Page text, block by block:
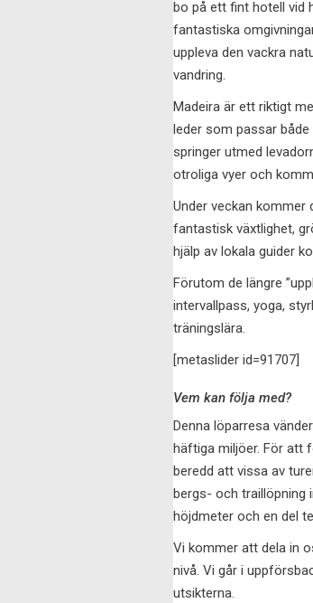
bo på ett fint hotell vid
fantastiska
uppleva den vackra
vandring.
Madeira är ett riktigt
leder som passar
springer utmed
otroliga vyer och
Under veckan
fantastisk växtlighet,
hjälp av lokala guider
Förutom de längre
intervallpass, yoga,
träningslära.
[metaslider id=91707]
Vem kan följa med?
Denna löparresa
häftiga miljöer. För att
beredd att vissa av
bergs- och traillöpning
höjdmeter och en del
Vi kommer att dela in
nivå. Vi går i
utsikterna.